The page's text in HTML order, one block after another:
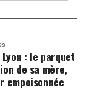
: le parquet
de sa mère,
empoisonnée